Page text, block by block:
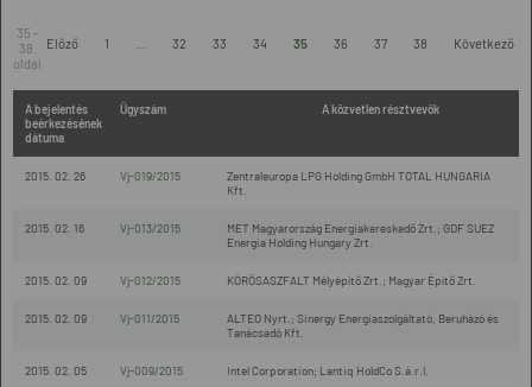
35 -
38.
oldal
Előző 1 32 33 34 35 36 37 38 Következő
A bejelentés
beérkezésének
dátuma
Ügyszám A közvetlen résztvevők
2015. 02. 26 Vj-019/2015
Zentraleuropa LPG Holding GmbH TOTAL HUNGARIA
Kft.
2015. 02. 16 Vj-013/2015
MET Magyarország Energiakereskedő Zrt.; GDF SUEZ
Energia Holding Hungary Zrt.
2015. 02. 09 Vj-012/2015 KÖRÖSASZFALT Mélyépítő Zrt.; Magyar Építő Zrt.
2015. 02. 09 Vj-011/2015
ALTEO Nyrt.; Sinergy Energiaszolgáltató, Beruházó és
Tanácsadó Kft.
2015. 02. 05 Vj-009/2015 Intel Corporation; Lantiq HoldCo S.á.r.l.